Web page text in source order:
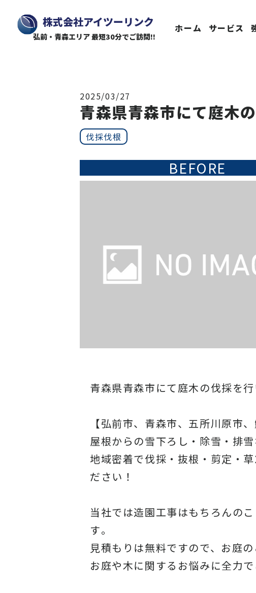
株式会社アイツーリンク
弘前・青森エリア 最短30分でご訪問!!
ホーム サービス
2025/03/27
青森県青森市にて庭木
伐採伐根
BEFORE
青森県青森市にて庭木の伐採を行
【弘前市、青森市、五所川原市、
屋根からの雪下ろし・除雪・排
地域密着で伐採・抜根・剪定・
ださい！
当社では造園工事はもちろんの
す。
見積もりは無料ですので、 お庭
お庭や木に関するお悩みに全力